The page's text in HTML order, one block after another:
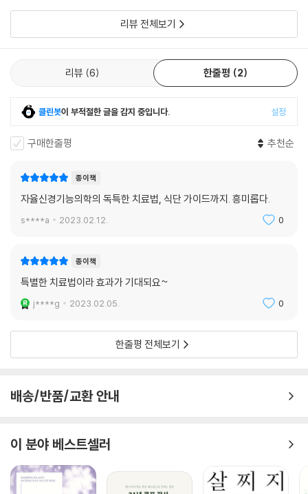
있는 진단법과 치료법을 개인의 상태에 맞게 재조합하여 적용하기 때문에
치료 방법과 성분이 확실하고 안전합니다.
Q. 몸 여기저기 맨날 아픈데 원인을 알 수 없대요. 어떻게 해야 할까요?
나타난 증상만 검사하기 때문에 그와 연관된 다른 증상은 찾아내기 힘듭니
로 그러한 원인을 찾아내는 특별한 기능의학 검사가 필요합니다.
Q. 과일은 무기질이 풍부한 먹거리인데 왜 조심해야 하나요?
있습니다. 하지만, 최근의 과일들은 더 크게, 더 달게, 더 예쁘게 출시되어
해 몇 배씩 증가된 과일들이 대부분이기 때문에 만성 질환이 있는 경우에
는 특히 주의를 해야 합니다.
리뷰 전체보기
리뷰 6 한줄평 2
클린봇이 부적절한 글을 감지 중입니다. 설정
구매한줄평 추천순
종이책
자율신경기능의학의 독특한 치료법, 식단 가이드까지. 흥미롭다.
s****a 2023.02.12. 0
종이책
특별한 치료법이라 효과가 기대되요~
j****g 2023.02.05. 0
한줄평 전체보기
배송/반품/교환 안내
이 분야 베스트셀러